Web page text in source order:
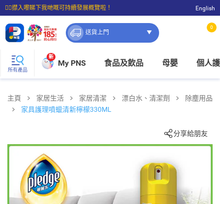
☝🏼㩒入嚟睇下我哋嘅可持續發展概覽啦！
⭐購物滿$399即享免費送貨；滿$100即可免費店取。
English
送貨上門
0
所有產品
新
My PNS 食品及飲品 母嬰 個人
主頁 家居生活 家居清潔 漂白水、清潔劑
除塵用品
家具護理噴蠟清新檸檬330ML
分享給朋友